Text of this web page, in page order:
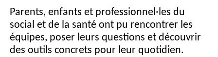
Parents, enfants et professionnel·les du
social et de la santé ont pu rencontrer les
équipes, poser leurs questions et découvrir
des outils concrets pour leur quotidien.